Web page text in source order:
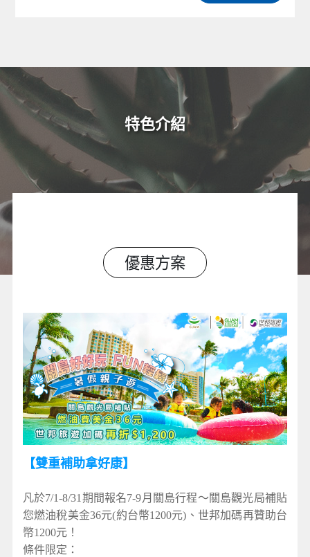
特色介紹
優惠方案
【雙重補助拿好康】
凡於7/1-8/31期間報名7-9月關島行程～關島觀光局補貼
您燃油稅美金36元(約台幣1200元)、世邦加碼再贊助台
幣1200元！
條件限定：